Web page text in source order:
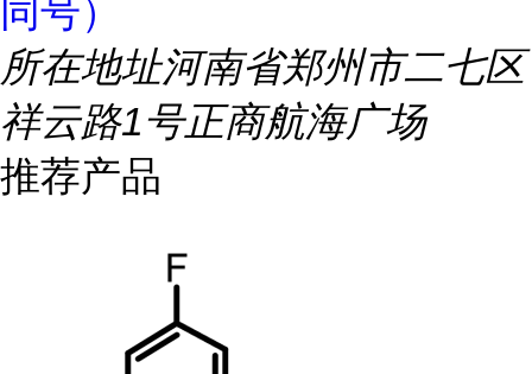
同号）
所在地址河南省郑州市二七区
祥云路1号正商航海广场
推荐产品